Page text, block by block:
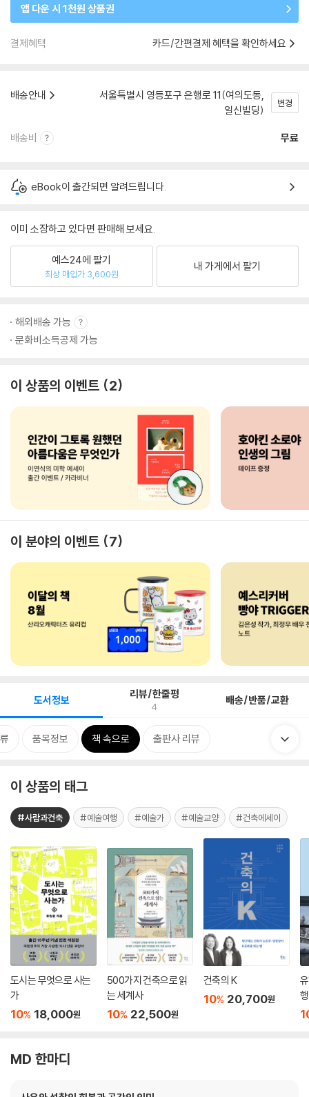
앱 다운 시 1천원 상품권
결제혜택 카드/간편결제 혜택을 확인하세요
배송안내
서울특별시 영등포구 은행로 11(여의도동,
일신빌딩)
변경
배송비 무료
eBook이 출간되면 알려드립니다.
이미 소장하고 있다면 판매해 보세요.
예스24에 팔기
최상 매입가 3,600원
내 가게에서 팔기
해외배송 가능
문화비소득공제 가능
이 상품의 이벤트 2
이 분야의 이벤트 7
도서정보 리뷰/한줄평
4 배송/반품/교환
품목정보 책 속으로 출판사 리뷰
이 상품의 태그
#사람과건축 #예술여행 #예술가 #예술교양 #건축에세이
도시는 무엇으로 사는
가
10% 18,000원
500가지 건축으로 읽
는 세계사
10% 22,500원
건축의 K
10% 20,700원
행
MD 한마디